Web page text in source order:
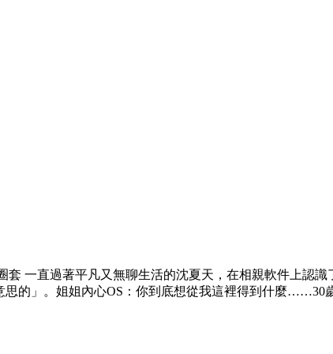
一直過著平凡又無聊生活的沈夏天，在相親軟件上認
的」。姐姐內心OS：你到底想從我這裡得到什麼……30